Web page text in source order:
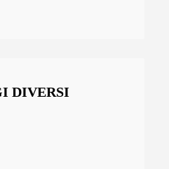
DIVERSI